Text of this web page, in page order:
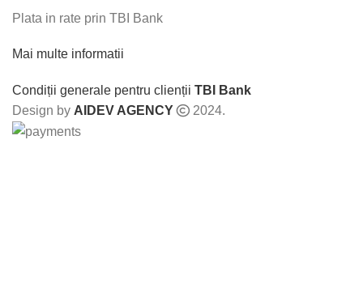
Plata in rate prin TBI Bank
Mai multe informatii
Condiții generale pentru clienții TBI Bank
Design by AIDEV AGENCY 2024.